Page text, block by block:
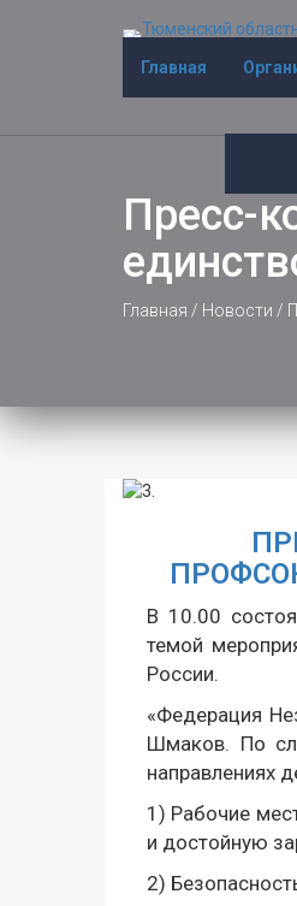
Главная
Пресс-
Главная / Новости /
В 10.00
темой
России.
«Федерация
Шмаков. По
направлениях
1) Рабочие
и достойную
2)